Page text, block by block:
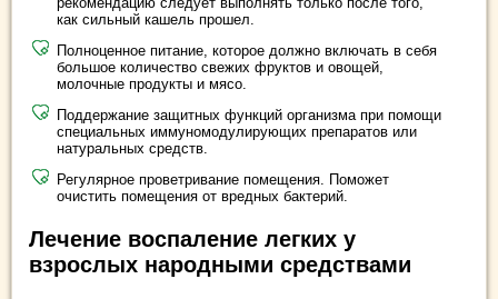
как сильный кашель прошел.
Полноценное питание, которое должно включать в себя
большое количество свежих фруктов и овощей,
молочные продукты и мясо.
Поддержание защитных функций организма при помощи
специальных иммуномодулирующих препаратов или
натуральных средств.
Регулярное проветривание помещения. Поможет
очистить помещения от вредных бактерий.
Лечение воспаление легких у
взрослых народными средствами